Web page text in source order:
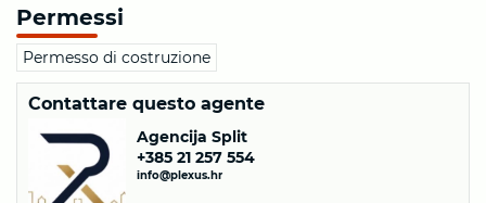
Permessi
Permesso di costruzione
Contattare questo agente
Agencija Split
+385 21 257 554
info@plexus.hr